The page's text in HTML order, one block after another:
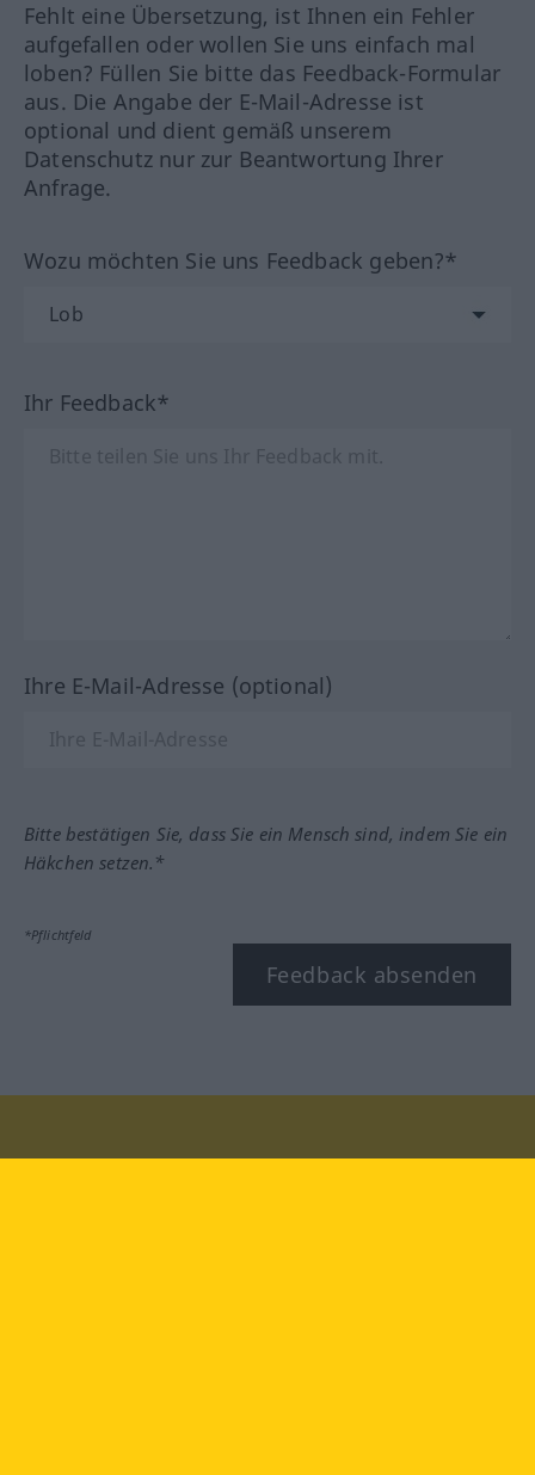
Fehlt eine Übersetzung, ist Ihnen ein Fehler
aufgefallen oder wollen Sie uns einfach mal
loben? Füllen Sie bitte das Feedback-Formular
aus. Die Angabe der E-Mail-Adresse ist
optional und dient gemäß unserem
Datenschutz nur zur Beantwortung Ihrer
Anfrage.
Wozu möchten Sie uns Feedback geben?*
Ihr Feedback*
Ihre E-Mail-Adresse (optional)
Bitte bestätigen Sie, dass Sie ein Mensch sind, indem Sie ein
Häkchen setzen.*
*Pflichtfeld
Feedback absenden
Besuchen Sie uns auf: